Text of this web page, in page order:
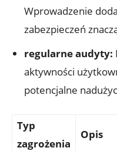
Wprowadzenie⁢
zabezpieczeń
regularne audyty:
aktywności
potencjalne
Typ
zagrożenia
Opis